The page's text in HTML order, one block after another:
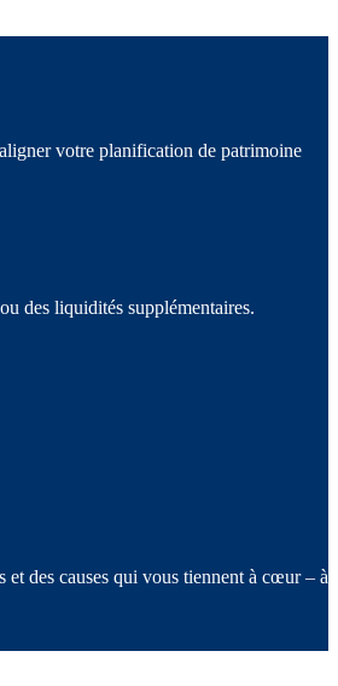
votre planification de patrimoine
des liquidités supplémentaires.
et des causes qui vous tiennent à cœur – à